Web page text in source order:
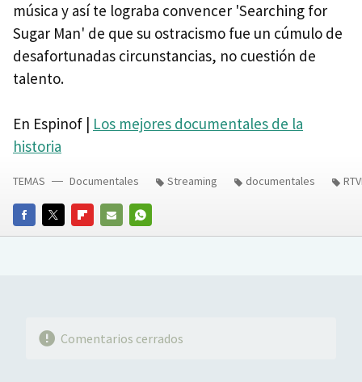
música y así te lograba convencer 'Searching for
Sugar Man' de que su ostracismo fue un cúmulo de
desafortunadas circunstancias, no cuestión de
talento.
En Espinof | Los mejores documentales de la
historia
FACEBOOKTWITTERFLIPBOARD
E-
WHATSAPP
TEMAS Documentales Streaming documentales
Comentarios cerrados